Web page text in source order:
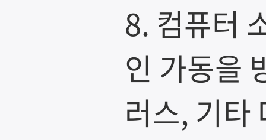
8. 컴퓨터
인 가동을
러스, 기타